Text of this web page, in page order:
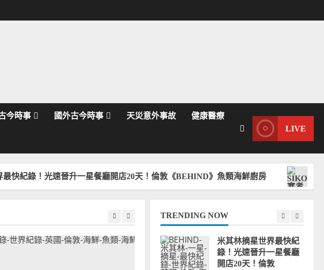
今時事 國外古今時事 天災意外事故 健康醫療
LIVE
光速晉升一星餐廳開店20天！倫敦《BEHIND》魚類海鮮廚房 塞考斯基過
TRENDING NOW
5
2025-08-08
川普總統授權日本可愛
迷你車K-CAR上路！美
2025-12-04
2
米其林摘星世界最快紀
《BEHIND》魚類海鮮
廚房
2025-09-23
塞考斯基過世！烏克蘭
裔美國直升機企業創辦
人兒子逝世！順談台灣